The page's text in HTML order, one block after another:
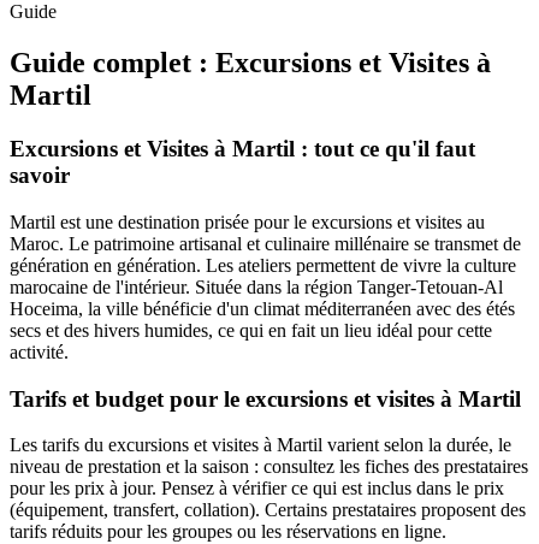
Guide
Guide complet : Excursions et Visites à
Martil
Excursions et Visites à Martil : tout ce qu'il faut
savoir
Martil est une destination prisée pour le excursions et visites au
Maroc. Le patrimoine artisanal et culinaire millénaire se transmet de
génération en génération. Les ateliers permettent de vivre la culture
marocaine de l'intérieur. Située dans la région Tanger-Tetouan-Al
Hoceima, la ville bénéficie d'un climat méditerranéen avec des étés
secs et des hivers humides, ce qui en fait un lieu idéal pour cette
activité.
Tarifs et budget pour le excursions et visites à Martil
Les tarifs du excursions et visites à Martil varient selon la durée, le
niveau de prestation et la saison : consultez les fiches des prestataires
pour les prix à jour. Pensez à vérifier ce qui est inclus dans le prix
(équipement, transfert, collation). Certains prestataires proposent des
tarifs réduits pour les groupes ou les réservations en ligne.